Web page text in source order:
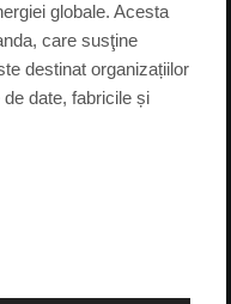
globale. Acesta
care susţine
destinat organizațiilor
date, fabricile și